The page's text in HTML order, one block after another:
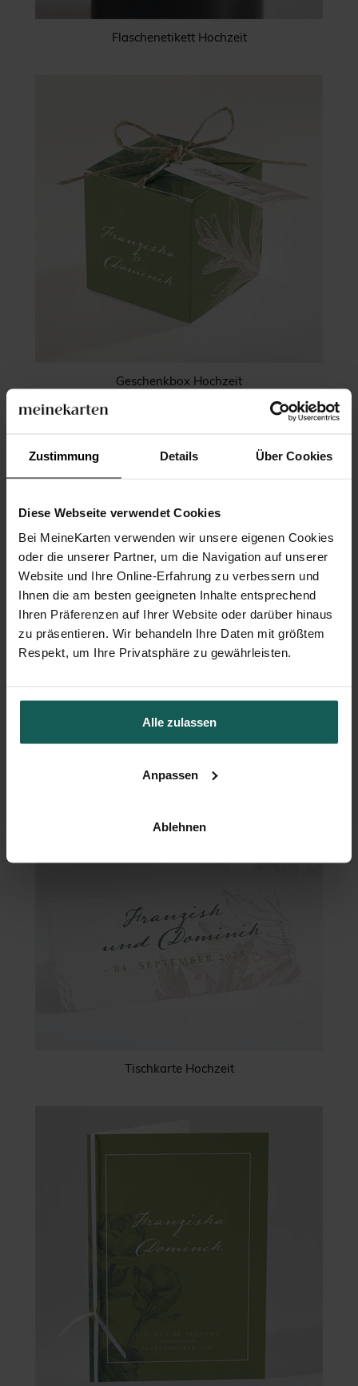
Zustimmung Details Über Cookies
Diese Webseite verwendet Cookies
Bei MeineKarten verwenden wir unsere eigenen Cookies
oder die unserer Partner, um die Navigation auf unserer
Website und Ihre Online-Erfahrung zu verbessern und
Ihnen die am besten geeigneten Inhalte entsprechend
Ihren Präferenzen auf Ihrer Website oder darüber hinaus
zu präsentieren. Wir behandeln Ihre Daten mit größtem
Respekt, um Ihre Privatsphäre zu gewährleisten.
Alle zulassen
Anpassen
Ablehnen
Flaschenetikett Hochzeit
Geschenkbox Hochzeit
Menükarte Hochzeit
Tischkarte Hochzeit